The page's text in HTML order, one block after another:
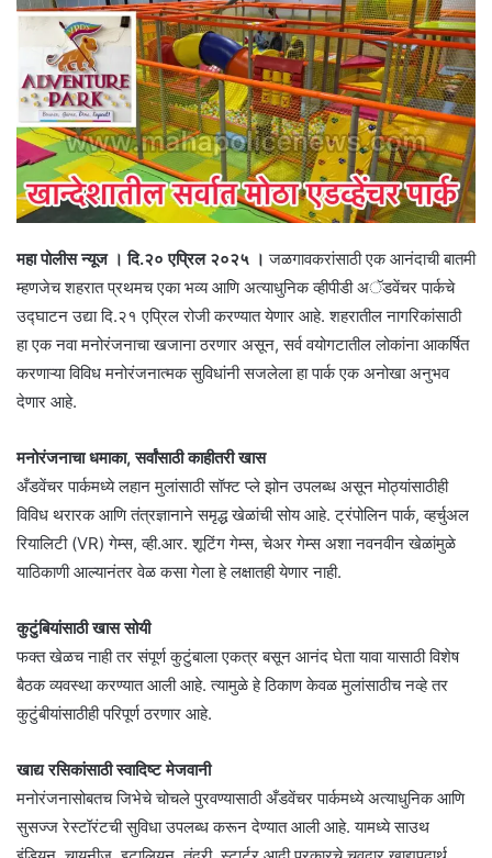
महा पोलीस न्यूज । दि.२० एप्रिल २०२५ । जळगावकरांसाठी एक आनंदाची बातमी
म्हणजेच शहरात प्रथमच एका भव्य आणि अत्याधुनिक व्हीपीडी अॅडवेंचर पार्कचे
उ‌द्घाटन उद्या दि.२१ एप्रिल रोजी करण्यात येणार आहे. शहरातील नागरिकांसाठी
हा एक नवा मनोरंजनाचा खजाना ठरणार असून, सर्व वयोगटातील लोकांना आकर्षित
करणाऱ्या विविध मनोरंजनात्मक सुविधांनी सजलेला हा पार्क एक अनोखा अनुभव
देणार आहे.
मनोरंजनाचा धमाका, सर्वांसाठी काहीतरी खास
अँडवेंचर पार्कमध्ये लहान मुलांसाठी सॉफ्ट प्ले झोन उपलब्ध असून मोठ्यांसाठीही
विविध थरारक आणि तंत्रज्ञानाने समृद्ध खेळांची सोय आहे. ट्रंपोलिन पार्क, व्हर्चुअल
रियालिटी (VR) गेम्स, व्ही.आर. शूटिंग गेम्स, चेअर गेम्स अशा नवनवीन खेळांमुळे
याठिकाणी आल्यानंतर वेळ कसा गेला हे लक्षातही येणार नाही.
कुटुंबियांसाठी खास सोयी
फक्त खेळच नाही तर संपूर्ण कुटुंबाला एकत्र बसून आनंद घेता यावा यासाठी विशेष
बैठक व्यवस्था करण्यात आली आहे. त्यामुळे हे ठिकाण केवळ मुलांसाठीच नव्हे तर
कुटुंबीयांसाठीही परिपूर्ण ठरणार आहे.
खाद्य रसिकांसाठी स्वादिष्ट मेजवानी
मनोरंजनासोबतच जिभेचे चोचले पुरवण्यासाठी अँडवेंचर पार्कमध्ये अत्याधुनिक आणि
सुसज्ज रेस्टॉरंटची सुविधा उपलब्ध करून देण्यात आली आहे. यामध्ये साउथ